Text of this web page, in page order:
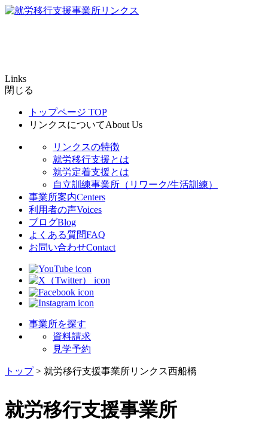
Links
閉じる
トップページ TOP
リンクスについてAbout Us
リンクスの特徴
就労移行支援とは
就労定着支援とは
自立訓練事業所（リワーク/生活訓練）
事業所案内Centers
利用者の声Voices
ブログBlog
よくある質問FAQ
お問い合わせContact
事業所を探す
資料請求
見学予約
トップ> 就労移行支援事業所リンクス西船橋
就労移行支援事業所